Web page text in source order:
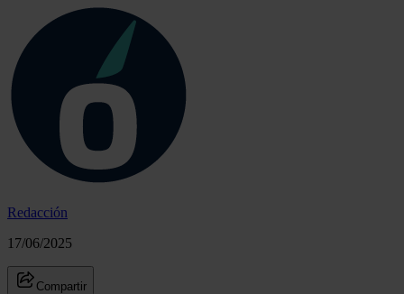
Redacción
17/06/2025
Compartir